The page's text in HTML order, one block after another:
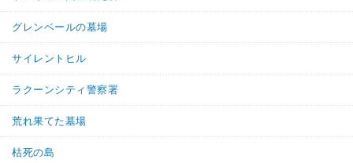
グレンベールの墓場
サイレントヒル
ラクーンシティ警察署
荒れ果てた墓場
枯死の島